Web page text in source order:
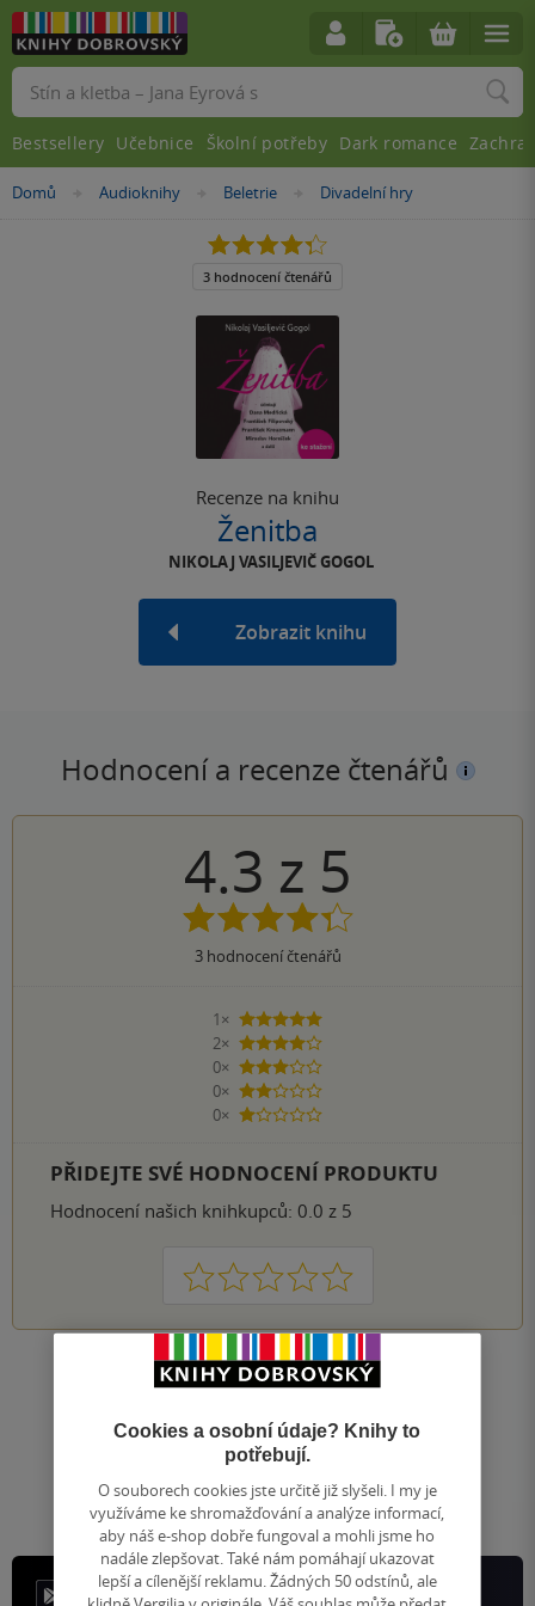
Nacházíte
Domů »Audioknihy »
Beletrie »
Divadelní hry
Recenze na knihu
Ženitba
NIKOLAJ VASILJEVIČ GOGOL
Zobrazit knihu
4.3
z
5
3 hodnocení čtenářů
Hodnocení a recenze čtenářů
4.3 z 5
3hodnocení čtenářů
1×
5 hvězdiček
2×
4 hvězdičky
0×
3 hvězdičky
0×
2 hvězdičky
0×
1 hvezdička
PŘIDEJTE SVÉ HODNOCENÍ PRODUKTU
Hodnocení našich knihkupců: 0.0 z 5
1 2 3 4 5
Nahoru
1
Přejít
stránku
/ 1
Vyhledávání
Bestsellery Učebnice Školní potřeby Dark romance
Cookies a osobní údaje? Knihy to
potřebují.
O souborech cookies jste určitě již slyšeli. I my je
využíváme ke shromažďování a analýze informací,
aby náš e-shop dobře fungoval a mohli jsme ho
nadále zlepšovat. Také nám pomáhají ukazovat
lepší a cílenější reklamu. Žádných 50 odstínů, ale